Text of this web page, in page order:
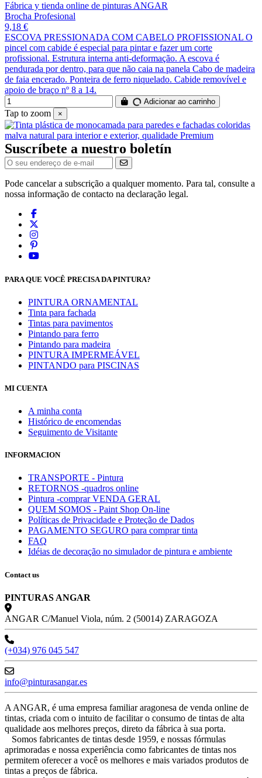
Fábrica y tienda online de pinturas ANGAR
Brocha Profesional
9,18 €
ESCOVA PRESSIONADA COM CABELO PROFISSIONAL O
pincel com cabide é especial para pintar e fazer um corte
profissional. Estrutura interna anti-deformação. A escova é
pendurada por dentro, para que não caia na panela Cabo de madeira
de faia encerado. Ponteira de ferro niquelado. Cabide removível e
apoio de braço nº 8 a 14.
Adicionar ao carrinho
Tap to zoom ×
Suscríbete a nuestro boletín
Pode cancelar a subscrição a qualquer momento. Para tal, consulte a
nossa informação de contacto na declaração legal.
PARA QUE VOCÊ PRECISA DA PINTURA?
PINTURA ORNAMENTAL
Tinta para fachada
Tintas para pavimentos
Pintando para ferro
Pintando para madeira
PINTURA IMPERMEÁVEL
PINTANDO para PISCINAS
MI CUENTA
A minha conta
Histórico de encomendas
Seguimento de Visitante
INFORMACION
TRANSPORTE - Pintura
RETORNOS -quadros online
Pintura -comprar VENDA GERAL
QUEM SOMOS - Paint Shop On-line
Políticas de Privacidade e Proteção de Dados
PAGAMENTO SEGURO para comprar tinta
FAQ
Idéias de decoração no simulador de pintura e ambiente
Contact us
PINTURAS ANGAR
ANGAR C/Manuel Viola, núm. 2 (50014) ZARAGOZA
(+034) 976 045 547
info@pinturasangar.es
A ANGAR, é uma empresa familiar aragonesa de venda online de
tintas, criada com o intuito de facilitar o consumo de tintas de alta
qualidade aos melhores preços, direto da fábrica à sua porta.
Somos fabricantes de tintas desde 1959, e nossas fórmulas
aprimoradas e nossa experiência como fabricantes de tintas nos
permitem oferecer a você os melhores e mais variados produtos de
tintas a preços de fábrica.